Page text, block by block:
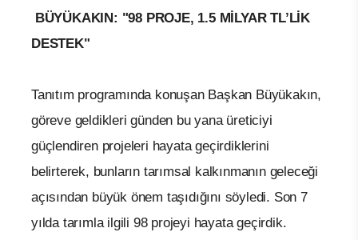
BÜYÜKAKIN: "98 PROJE, 1.5 MİLYAR TL’LİK
DESTEK"
Tanıtım programında konuşan Başkan Büyükakın,
göreve geldikleri günden bu yana üreticiyi
güçlendiren projeleri hayata geçirdiklerini
belirterek, bunların tarımsal kalkınmanın geleceği
açısından büyük önem taşıdığını söyledi. Son 7
yılda tarımla ilgili 98 projeyi hayata geçirdik.